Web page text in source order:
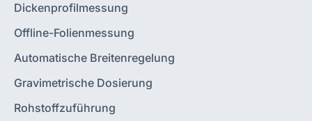
Dickenprofilmessung
Offline-Folienmessung
Automatische Breitenregelung
Gravimetrische Dosierung
Rohstoffzuführung